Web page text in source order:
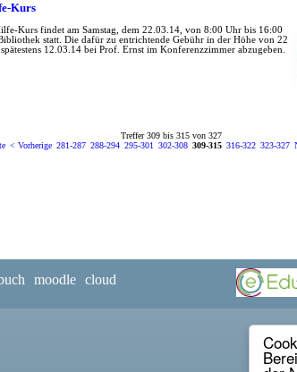
Kurs
Kurs findet am Samstag, dem 22.03.14, von 8:00 Uhr bis 16:00
statt. Die dafür zu entrichtende Gebühr in der Höhe von 22
12.03.14 bei Prof. Ernst im Konferenzzimmer abzugeben.
Treffer 309 bis 315 von 327
< Vorherige 281-287 288-294 295-301 302-308 309-315 316-322 323-327
moodle cloud